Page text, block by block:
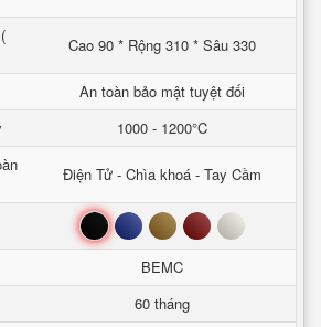
Cao 90 * Rộng 310 * Sâu 330
An toàn bảo mật tuyệt đối
1000 - 1200°C
Điện Tử - Chìa khoá - Tay Cầm
Đen Xanh Nâu Đỏ Trắng
BEMC
60 tháng